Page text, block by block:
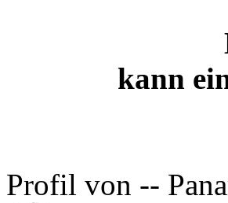
kann
Profil von --